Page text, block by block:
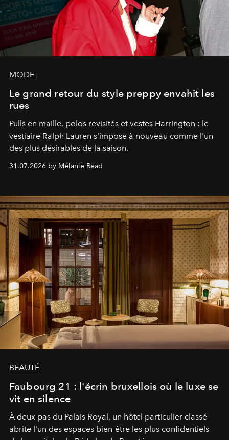
MODE
Le grand retour du style preppy envahit les
rues
Pulls en maille, polos revisités et vestes Harrington : le
vestiaire Ralph Lauren s'impose à nouveau comme l'un
des plus désirables de la saison.
31.07.2026 by Mélanie Read
BEAUTÉ
Faubourg 21 : l'écrin bruxellois où le luxe se
vit en silence
À deux pas du Palais Royal, un hôtel particulier classé
abrite l'un des espaces bien-être les plus confidentiels